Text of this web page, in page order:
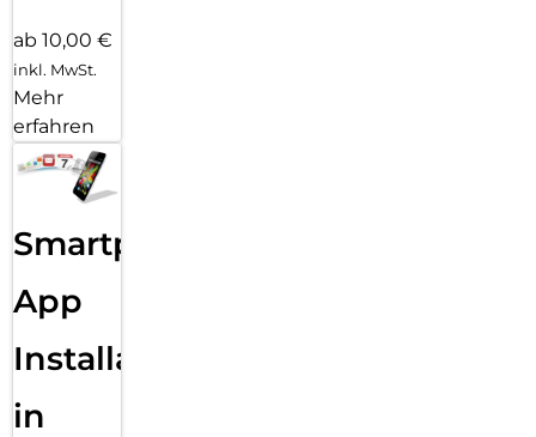
ab 10,00 €
inkl. MwSt.
Mehr
erfahren
Smartphone
App
Installation
in